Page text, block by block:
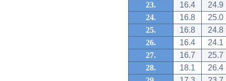
23.
16.4
24.9
24.
16.8
25.0
25.
16.8
24.8
26.
16.4
24.1
27.
16.7
25.7
28.
18.1
26.4